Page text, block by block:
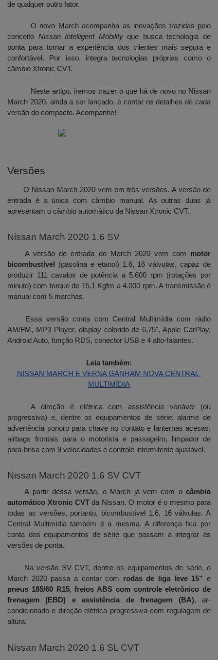
de qualquer outro fator.
O novo March acompanha as inovações trazidas pelo
conceito Nissan Intelligent Mobility que busca tecnologia de
ponta para tornar a experiência dos clientes mais segura e
confortável. Por isso, integra tecnologias próprias como o
câmbio Xtronic CVT.
Neste artigo, iremos trazer o que há de novo no Nissan
March 2020, ainda a ser lançado, e contar os detalhes de cada
versão do compacto. Acompanhe!
Versões
O Nissan March 2020 vem em três versões. A versão de
entrada é a única com câmbio manual. As outras duas já
apresentam o câmbio automático da Nissan Xtronic CVT.
Nissan March 2020 1.6 SV
A versão de entrada do March 2020 vem com motor
bicombustível
(gasolina e etanol) 1.6, 16 válvulas, capaz de
produzir 111 cavalos de potência a 5.600 rpm (rotações por
minuto) com torque de 15,1 Kgfm a 4.000 rpm. A transmissão é
manual com 5 marchas.
Essa versão conta com Central Multimídia com rádio
AM/FM, MP3 Player, display colorido de 6,75", Apple CarPlay,
Android Auto, função RDS, conector USB e 4 alto-falantes.
Leia também:
NISSAN MARCH E VERSA GANHAM NOVA CENTRAL
MULTIMÍDIA
A direção é elétrica com assistência variável (ou
progressiva) e, dentre os equipamentos de série: alarme de
advertência sonoro para chave no contato e lanternas acesas,
airbags frontais para o motorista e passageiro, limpador de
para-brisa com 9 velocidades e controle intermitente ajustável.
Nissan March 2020 1.6 SV CVT
A partir dessa versão, o March já vem com o câmbio
automático Xtronic CVT da Nissan. O motor é o mesmo para
todas as versões, portanto, bicombustível 1.6, 16 válvulas. A
Central Multimídia também é a mesma. A diferença fica por
conta dos equipamentos de série que passam a integrar as
versões de ponta.
Na versão SV CVT, dentre os equipamentos de série, o
March 2020 passa a contar com rodas de liga leve 15”
pneus 185/60 R15, freios ABS com controle eletrônico de
frenagem (EBD) e assistência de frenagem (BA), ar-
condicionado e direção elétrica progressiva com regulagem de
altura.
Nissan March 2020 1.6 SL CVT